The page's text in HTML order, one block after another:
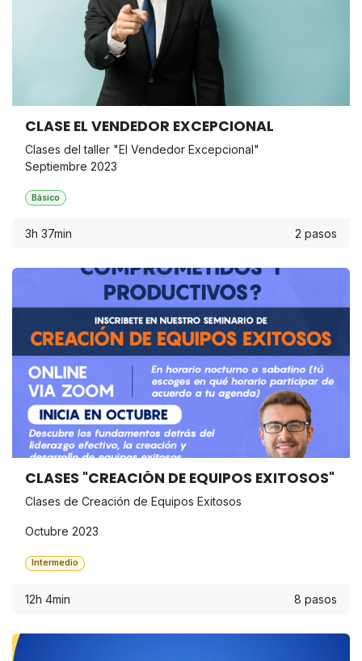
CLASE EL VENDEDOR EXCEPCIONAL
Clases del taller "El Vendedor Excepcional"
Septiembre 2023
Básico
3h 37min 2 pasos
CLASES "CREACIÓN DE EQUIPOS EXITOSOS"
Clases de Creación de Equipos Exitosos
Octubre 2023
Intermedio
12h 4min 8 pasos